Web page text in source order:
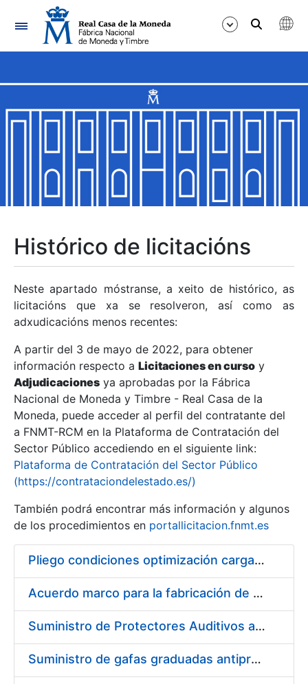
Navegación
Mostrar/Ocultar
Mostrar/Ocultar
Mostrar/Ocultar
Mostrar/Ocultar
Mostrar/Ocultar
Mostrar/Ocultar
Mostrar/Ocultar
Histórico de licitacións
Neste apartado móstranse, a xeito de histórico, as
licitacións que xa se resolveron, así como as
adxudicacións menos recentes:
A partir del 3 de mayo de 2022, para obtener
información respecto a Licitaciones en curso y
Adjudicaciones ya aprobadas por la Fábrica
Nacional de Moneda y Timbre - Real Casa de la
Moneda, puede acceder al perfil del contratante del
a FNMT-RCM en la Plataforma de Contratación del
Sector Público accediendo en el siguiente link:
Plataforma de Contratación del Sector Público
(https://contrataciondelestado.es/)
También podrá encontrar más información y algunos
de los procedimientos en portallicitacion.fnmt.es
Pliego condiciones optimización cargas compras firmado
Acuerdo marco para la fabricación de piezas
Suministro de Protectores Auditivos a medida para las personas trabajadoras de los Centros de Trabajo de Madrid y Burgos
Suministro de gafas graduadas antiproyecciones para los trabajadores de la FNMT-RCM en los centros de trabajo de Madrid y Burgos